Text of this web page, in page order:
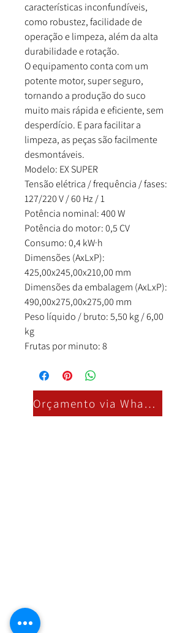
características inconfundíveis,
como robustez, facilidade de
operação e limpeza, além da alta
durabilidade e rotação.
O equipamento conta com um
potente motor, super seguro,
tornando a produção do suco
muito mais rápida e eficiente, sem
desperdício. E para facilitar a
limpeza, as peças são facilmente
desmontáveis.
Modelo: EX SUPER
Tensão elétrica / frequência / fases:
127/220 V / 60 Hz / 1
Potência nominal: 400 W
Potência do motor: 0,5 CV
Consumo: 0,4 kW·h
Dimensões (AxLxP):
425,00x245,00x210,00 mm
Dimensões da embalagem (AxLxP):
490,00x275,00x275,00 mm
Peso líquido / bruto: 5,50 kg / 6,00
kg
Frutas por minuto: 8
Orçamento via Whatsapp